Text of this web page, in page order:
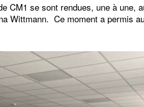
CM1 se sont rendues, une à une,
Wittmann. Ce moment a permis